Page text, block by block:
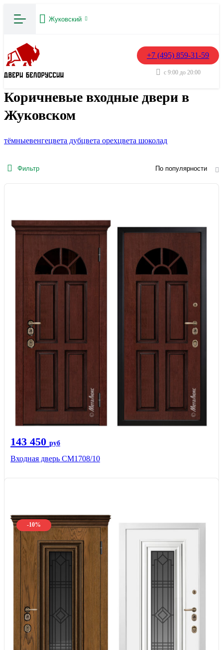
Жуковский
+7 (495) 859-31-59
с 9:00 до 20:00
Коричневые входные двери в
Жуковском
тёмныевенгецвета дубцвета орехцвета шоколад
Фильтр По популярности
143 450 руб
Входная дверь CМ1708/10
-10%